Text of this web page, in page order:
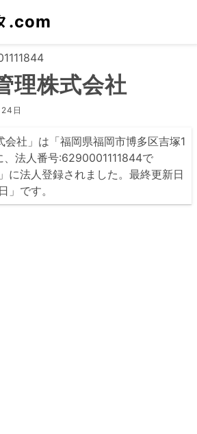
.com
理株式会社
日
会社」は「福岡県福岡市博多区吉塚1
法人番号:6290001111844で
に法人登録されました。最終更新日
です。